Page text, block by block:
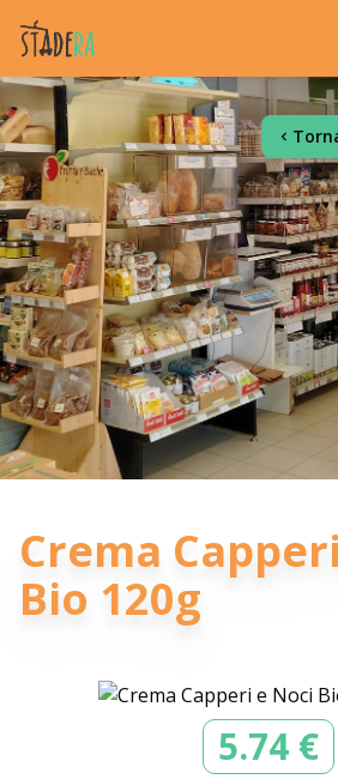
Crema
Bio 120g
5.74 €